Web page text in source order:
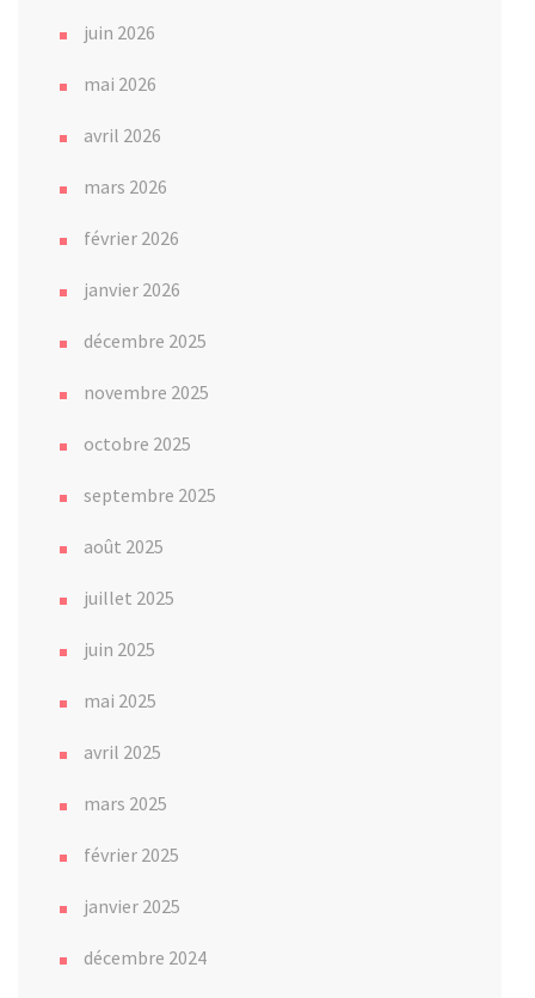
juin 2026
mai 2026
avril 2026
mars 2026
février 2026
janvier 2026
décembre 2025
novembre 2025
octobre 2025
septembre 2025
août 2025
juillet 2025
juin 2025
mai 2025
avril 2025
mars 2025
février 2025
janvier 2025
décembre 2024